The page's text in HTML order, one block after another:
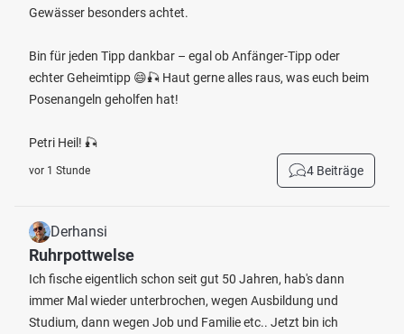
Gewässer besonders achtet.
Bin für jeden Tipp dankbar – egal ob Anfänger-Tipp oder
echter Geheimtipp 😄🎣 Haut gerne alles raus, was euch beim
Posenangeln geholfen hat!
Petri Heil! 🎣
vor 1 Stunde 4 Beiträge
Derhansi
Ruhrpottwelse
Ich fische eigentlich schon seit gut 50 Jahren, hab's dann
immer Mal wieder unterbrochen, wegen Ausbildung und
Studium, dann wegen Job und Familie etc.. Jetzt bin ich